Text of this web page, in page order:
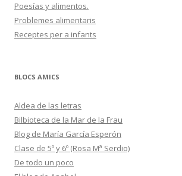
Poesías y alimentos.
Problemes alimentaris
Receptes per a infants
BLOCS AMICS
Aldea de las letras
Bilbioteca de la Mar de la Frau
Blog de María García Esperón
Clase de 5º y 6º (Rosa Mª Serdio)
De todo un poco